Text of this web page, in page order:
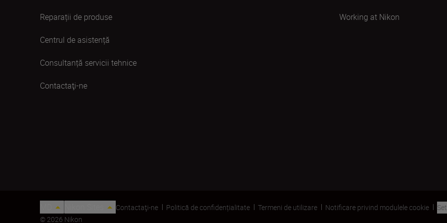
Reparații de produse
Centrul de asistență
Consultanță servicii tehnice
Contactaţi-ne
Working at Nikon
Contactaţi-ne Politică de confidențialitate Termeni de utilizare Notificare privind modulele cookie
© 2026 Nikon